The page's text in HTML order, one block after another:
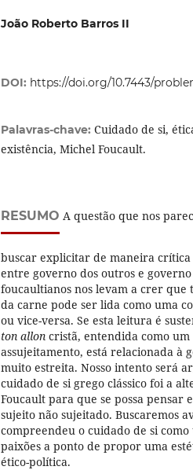
João Roberto Barros II
DOI: https://doi.org/10.7443/
Palavras-chave: Cuidado de si,
existência, Michel Foucault.
RESUMO A questão que nos
buscar explicitar de maneira crítica
entre governo dos outros e
foucaultianos nos levam a crer que
da carne pode ser lida como uma
ou vice-versa. Se esta leitura é
ton allon cristã, entendida como
assujeitamento, está relacionada à
muito estreita. Nosso intento será
cuidado de si grego clássico foi a
Foucault para que se possa pensar
sujeito não sujeitado. Buscaremos
compreendeu o cuidado de si
paixões a ponto de propor uma
ético-política.